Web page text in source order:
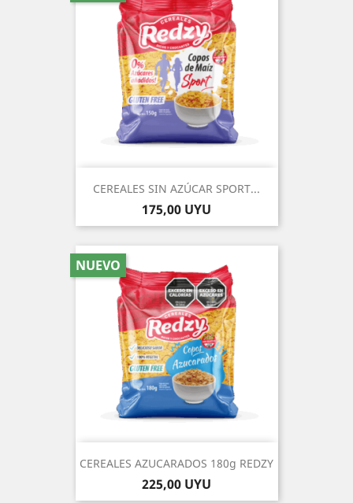
CEREALES SIN AZÚCAR SPORT...
Precio
175,00 UYU
CEREALES AZUCARADOS 180g REDZY
Precio
225,00 UYU
NUEVO